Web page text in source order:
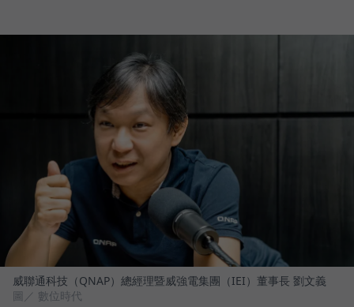
威聯通科技（QNAP）總經理暨威強電集團（IEI）董事長 劉文義
圖／ 數位時代